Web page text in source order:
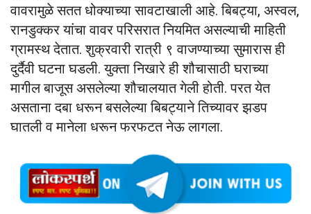
वावरामुळे सतत धोक्याच्या सावटाखाली आहे. बिबट्या, अस्वल,
रानडुक्कर यांचा वावर परिसरात नियमित असल्याची माहिती
ग्रामस्थ देतात. शुक्रवारी रात्री ९ वाजण्याच्या सुमारास ही
दुर्दैवी घटना घडली. युक्ता निखारे ही शौचासाठी घराच्या
मागील बाजूस असलेल्या शौचालयात गेली होती. परत येत
असताना दबा धरून बसलेल्या बिबट्याने तिच्यावर झडप
घातली व मानेला धरून फरफटत नेऊ लागला.